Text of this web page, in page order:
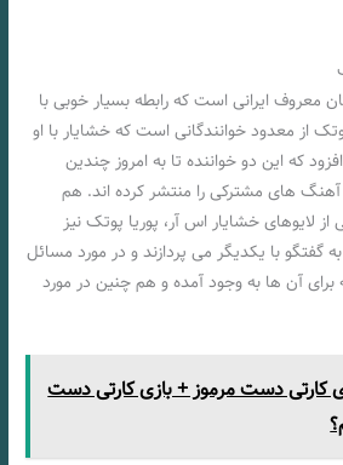
معروف ایرانی است که رابطه بسیار خوبی با
از معدود خوانندگانی است که خشایار با او
که این دو خواننده تا به امروز چندین
آهنگ ‌های مشترکی را منتشر کرده اند. هم
لایوهای خشایار اس آر، پوریا پوتک نیز
گفتگو با یکدیگر می پردازند و در مورد مسائل
برای آن ها به وجود آمده و هم چنین در مورد
کارتی دست مرموز + بازی کارتی دست